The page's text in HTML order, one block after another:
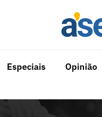
Especiais Opinião